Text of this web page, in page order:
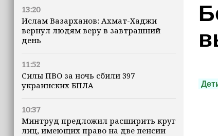
13:20
Ислам Вазарханов: Ахмат-Хаджи
вернул людям веру в завтрашний
день
11:52
Силы ПВО за ночь сбили 397
украинских БПЛА
10:37
Минтруд предложил расширить круг
лиц, имеющих право на две пенсии